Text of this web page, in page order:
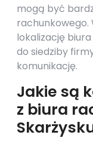
mogą być
rachunkowego.
lokalizację
do siedziby
komunikację.
Jakie są
z biura